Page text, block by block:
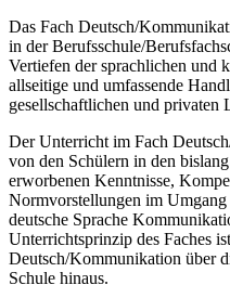
Das Fach Deutsch/
in der Berufsschule/
Vertiefen der sprachlichen und
allseitige und umfassende
gesellschaftlichen und privaten
Der Unterricht im Fach
von den Schülern in den
erworbenen Kenntnisse,
Normvorstellungen im
deutsche Sprache
Unterrichtsprinzip des Faches
Deutsch/Kommunikation über
Schule hinaus.